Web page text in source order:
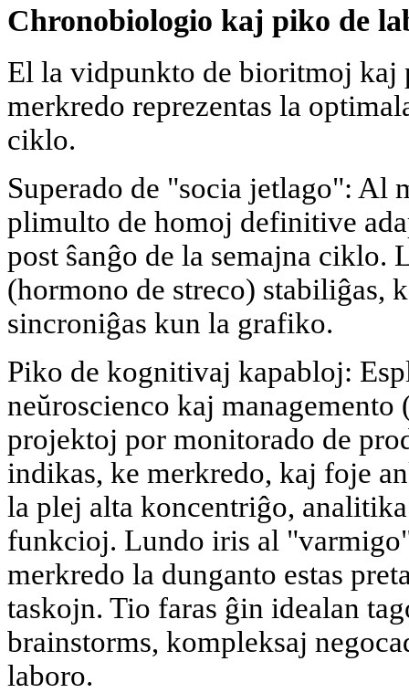
Chronobiologio kaj piko de
El la vidpunkto de bioritmoj kaj
merkredo reprezentas la
ciklo.
Superado de "socia jetlago": Al
plimulto de homoj definitive
post ŝanĝo de la semajna ciklo.
(hormono de streco) stabiliĝas,
sincroniĝas kun la grafiko.
Piko de kognitivaj kapabloj:
neŭroscienco kaj managemento
projektoj por monitorado de
indikas, ke merkredo, kaj foje
la plej alta koncentriĝo,
funkcioj. Lundo iris al
merkredo la dunganto estas
taskojn. Tio faras ĝin idealan
brainstorms, kompleksaj
laboro.